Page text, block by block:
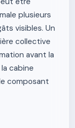
plusieurs
visibles. Un
collective
avant la
cabine
composant